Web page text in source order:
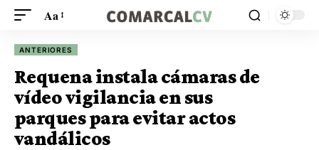
Aa
ANTERIORES
Requena instala cámaras de
vídeo vigilancia en sus
parques para evitar actos
vandálicos